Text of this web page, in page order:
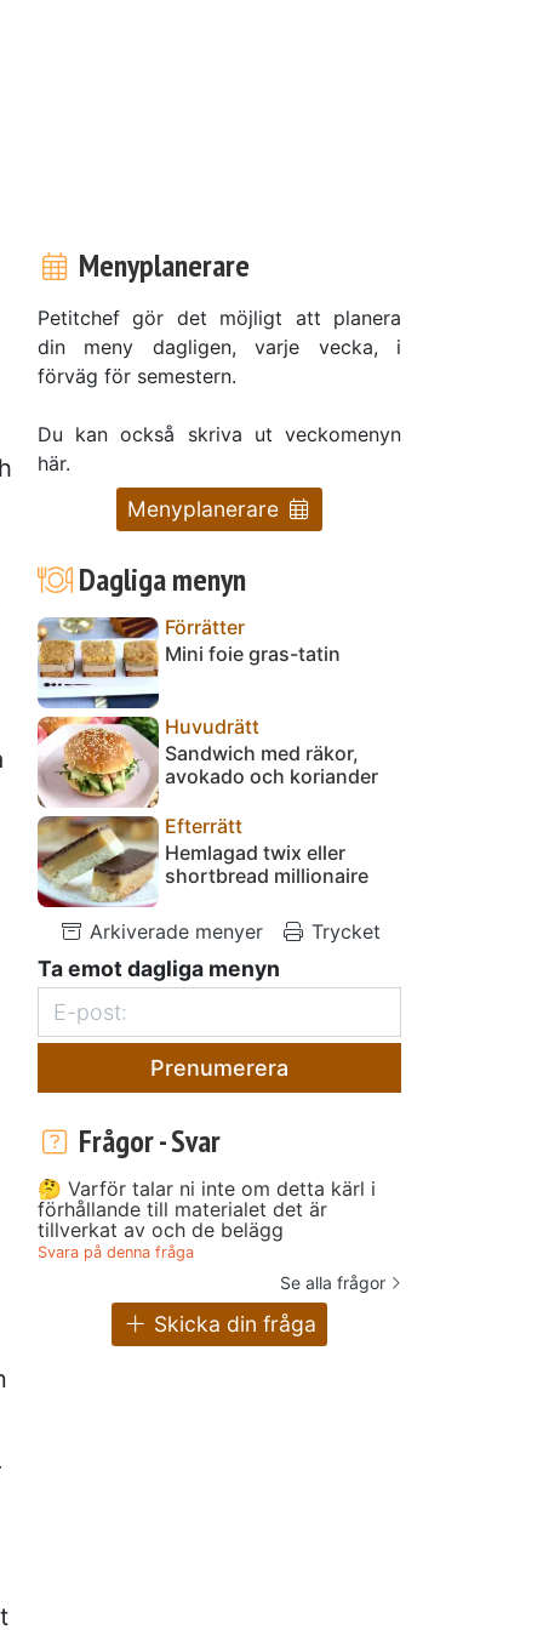
Menyplanerare
Petitchef gör det möjligt att planera
din meny dagligen, varje vecka, i
förväg för semestern.
Du kan också skriva ut veckomenyn
här.
Menyplanerare
Dagliga menyn
Förrätter
Mini foie gras-tatin
Huvudrätt
Sandwich med räkor,
avokado och koriander
Efterrätt
Hemlagad twix eller
shortbread millionaire
Arkiverade menyer Trycket
Ta emot dagliga menyn
Prenumerera
Frågor - Svar
🤔 Varför talar ni inte om detta kärl i
förhållande till materialet det är
tillverkat av och de belägg
Svara på denna fråga
Se alla frågor
Skicka din fråga